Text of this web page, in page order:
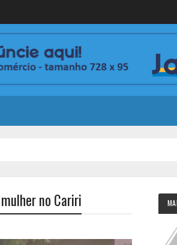
no Cariri